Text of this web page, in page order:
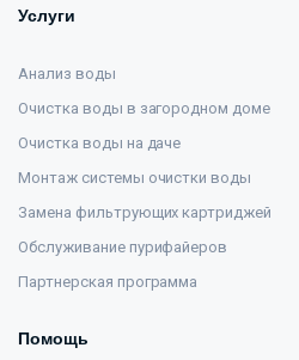
Услуги
Анализ воды
Очистка воды в загородном доме
Очистка воды на даче
Монтаж системы очистки воды
Замена фильтрующих картриджей
Обслуживание пурифайеров
Партнерская программа
Помощь